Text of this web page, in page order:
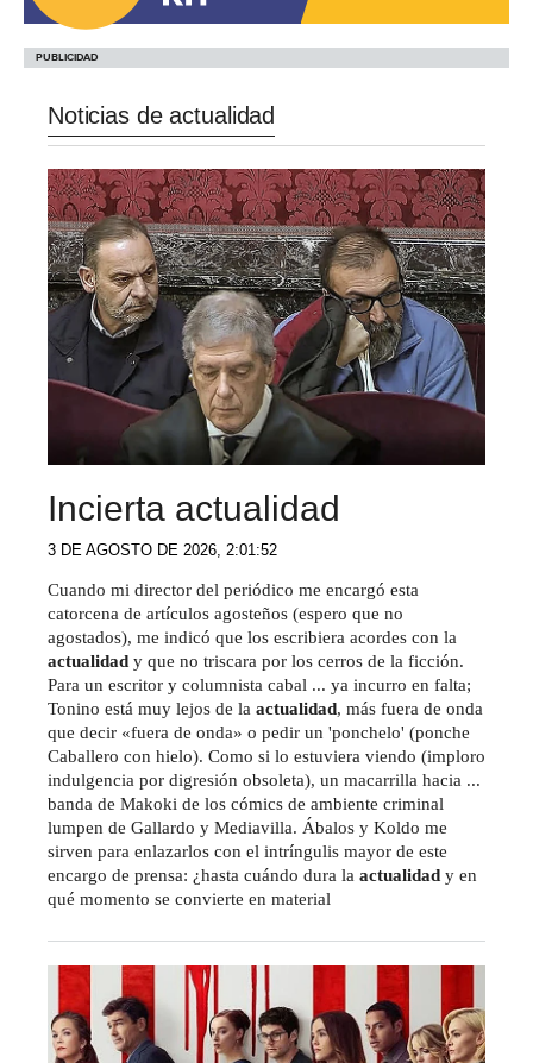
Noticias de actualidad
Incierta actualidad
3 DE AGOSTO DE 2026, 2:01:52
Cuando mi director del periódico me encargó esta
catorcena de artículos agosteños (espero que no
agostados), me indicó que los escribiera acordes con la
actualidad y que no triscara por los cerros de la ficción.
Para un escritor y columnista cabal ... ya incurro en falta;
Tonino está muy lejos de la actualidad, más fuera de onda
que decir «fuera de onda» o pedir un 'ponchelo' (ponche
Caballero con hielo). Como si lo estuviera viendo (imploro
indulgencia por digresión obsoleta), un macarrilla hacia ...
banda de Makoki de los cómics de ambiente criminal
lumpen de Gallardo y Mediavilla. Ábalos y Koldo me
sirven para enlazarlos con el intríngulis mayor de este
encargo de prensa: ¿hasta cuándo dura la actualidad y en
qué momento se convierte en material